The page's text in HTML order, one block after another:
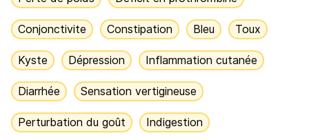
Conjonctivite Constipation Bleu Toux
Kyste Dépression Inflammation cutanée
Diarrhée Sensation vertigineuse
Perturbation du goût Indigestion